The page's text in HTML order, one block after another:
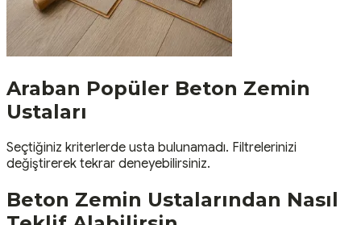
Araban Popüler Beton Zemin
Ustaları
Seçtiğiniz kriterlerde usta bulunamadı. Filtrelerinizi
değiştirerek tekrar deneyebilirsiniz.
Beton Zemin Ustalarından Nasıl